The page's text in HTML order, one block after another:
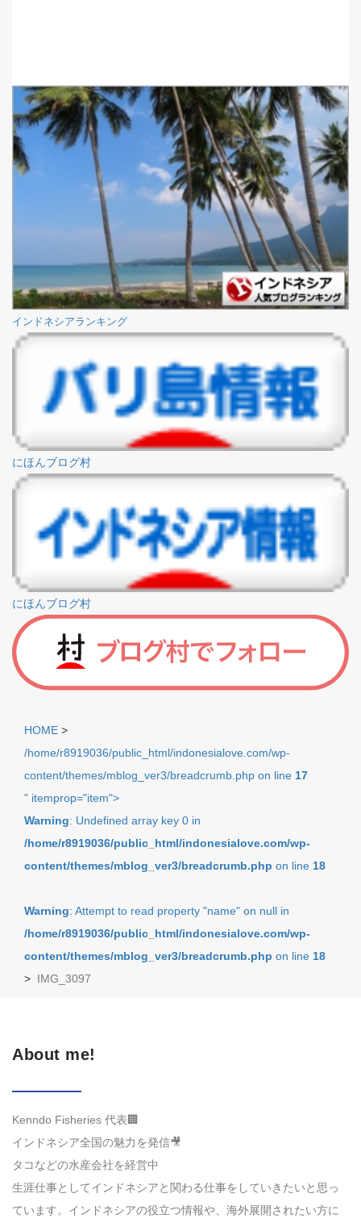
インドネシアランキング
にほんブログ村
にほんブログ村
HOME >
/home/r8919036/public_html/indonesialove.com/wp-
content/themes/mblog_ver3/breadcrumb.php on line 17
" itemprop="item">
Warning: Undefined array key 0 in
/home/r8919036/public_html/indonesialove.com/wp-
content/themes/mblog_ver3/breadcrumb.php on line 18
Warning: Attempt to read property "name" on null in
/home/r8919036/public_html/indonesialove.com/wp-
content/themes/mblog_ver3/breadcrumb.php on line 18
> IMG_3097
About me!
Kenndo Fisheries 代表🏢
インドネシア全国の魅力を発信🎥
タコなどの水産会社を経営中
生涯仕事としてインドネシアと関わる仕事をしていきたいと思っ
ています。インドネシアの役立つ情報や、海外展開されたい方に